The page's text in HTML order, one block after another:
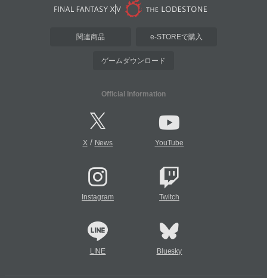
関連商品 e-STOREで購入
ゲームダウンロード
Official Information
X/ News YouTube
Instagram Twitch
LINE Bluesky